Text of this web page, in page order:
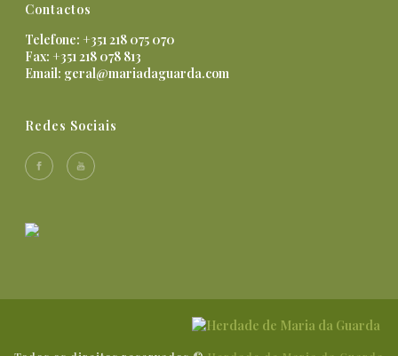
Contactos
Telefone: +351 218 075 070
Fax: +351 218 078 813
Email: geral@mariadaguarda.com
Redes Sociais